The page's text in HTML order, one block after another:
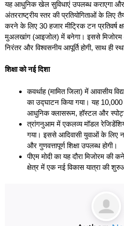
यह आधुनिक खेल सुविधाएं उपलब्ध कराएगा और
अंतरराष्ट्रीय स्तर की प्रतियोगिताओं के लिए
करने के लिए 30 हजार मीट्रिक टन प्रतिवर्ष
मुअलखांग (आइजोल) में बनेगा। इससे मिजोरम
निरंतर और विश्वसनीय आपूर्ति होगी, साथ ही
शिक्षा को नई दिशा
कवर्थाह (मामित जिला) में आवासीय
का उद्घाटन किया गया। यह
आधुनिक क्लासरूम, हॉस्टल और
त्रांगनुआम में एकलव्य मॉडल
गया। इससे आदिवासी युवाओं के लिए
और गुणवत्तापूर्ण शिक्षा उपलब्ध होगी।
पीएम मोदी का यह दौरा मिजोरम की
क्षेत्र में एक नई विकास यात्रा की